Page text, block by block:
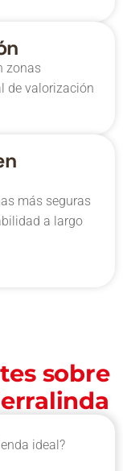
zonas
de valorización
más seguras
a largo
sobre
ideal?